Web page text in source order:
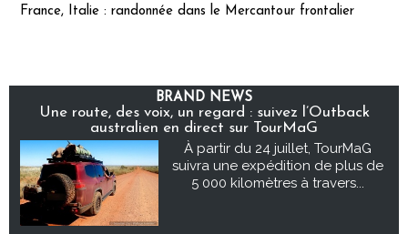
France, Italie : randonnée dans le Mercantour frontalier
BRAND NEWS
Une route, des voix, un regard : suivez l’Outback
australien en direct sur TourMaG
À partir du 24 juillet, TourMaG
suivra une expédition de plus de
5 000 kilomètres à travers...